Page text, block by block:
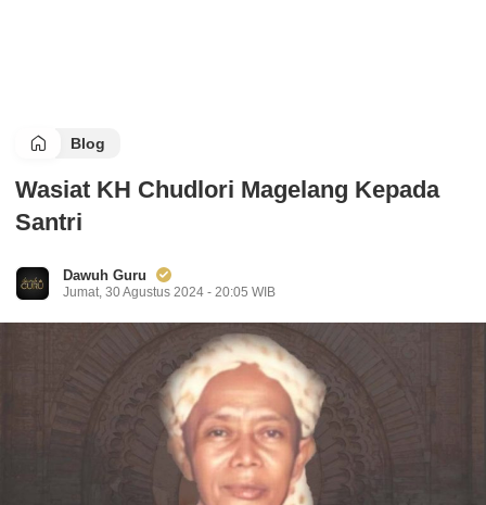
Blog
Wasiat KH Chudlori Magelang Kepada
Santri
Dawuh Guru
Jumat, 30 Agustus 2024 - 20:05 WIB